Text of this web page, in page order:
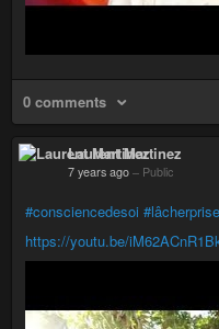
0 comments
Laurent Martinez
7 years ago – Public
#consciencedesoi #lâcherprise
https://youtu.be/